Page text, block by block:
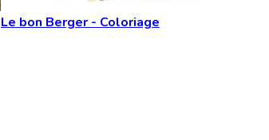
Le bon Berger - Coloriage